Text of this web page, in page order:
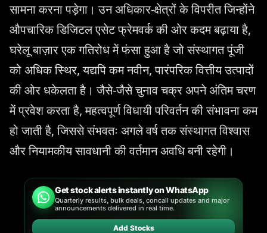
सामना करना पड़ेगा। उन अधिकार-क्षेत्रों के विपरीत जिन्होंने
औपचारिक डिजिटल एसेट फ्रेमवर्क की ओर कदम बढ़ाया है,
घरेलू बाज़ार एक गतिरोध में फंसा हुआ है जो संस्थागत पूंजी
को अधिक स्थिर, यद्यपि कम नवीन, पारंपरिक वित्तीय उत्पादों
की ओर धकेलता है। जैसे-जैसे चुनाव चक्र अपने अंतिम चरण
में प्रवेश करता है, महत्वपूर्ण विधायी परिवर्तन की संभावना कम
हो जाती है, जिससे संभवतः अगले वर्ष तक संस्थागत विश्वास
और नियामकीय सावधानी की वर्तमान अवधि बनी रहेगी।
Get stock alerts instantly on WhatsApp
Quarterly results, bulk deals, concall updates and major
announcements delivered in real time.
Add Stocks